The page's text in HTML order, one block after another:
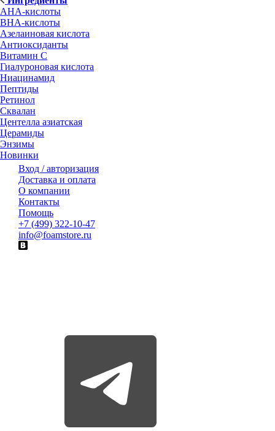
AHA-кислоты
BHA-кислоты
Азелаиновая кислота
Антиоксиданты
Витамин С
Гиалуроновая кислота
Ниацинамид
Пептиды
Ретинол
Сквалан
Центелла азиатская
Церамиды
Энзимы
Новинки
Вход / авторизация
Доставка и оплата
О компании
Контакты
Помощь
+7 (499) 322-10-47
info@foamstore.ru